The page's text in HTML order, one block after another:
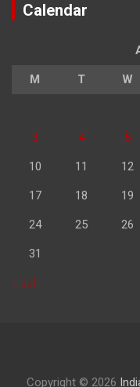
Calendar
M T W
3 4 5
10 11 12
17 18 19
24 25 26
31
« Jul
Copyright © 2026